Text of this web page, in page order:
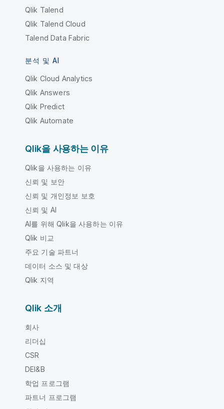
Qlik Talend
Qlik Talend Cloud
Talend Data Fabric
분석 및 AI
Qlik Cloud Analytics
Qlik Answers
Qlik Predict
Qlik Automate
Qlik을 사용하는 이유
Qlik을 사용하는 이유
신뢰 및 보안
신뢰 및 개인정보 보호
신뢰 및 AI
AI를 위해 Qlik을 사용하는 이유
Qlik 비교
주요 기술 파트너
데이터 소스 및 대상
Qlik 지역
Qlik 소개
회사
리더십
CSR
DEI&B
학업 프로그램
파트너 프로그램